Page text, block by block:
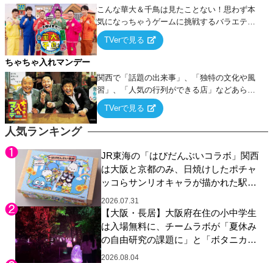
人気ランキング
JR東海の「はぴだんぶいコラボ」関西
は大阪と京都のみ、日焼けしたポチャ
ッコらサンリオキャラが描かれた駅弁
やグッズが登場
2026.07.31
【大阪・長居】大阪府在住の小中学生
は入場無料に、チームラボが「夏休み
の自由研究の課題に」と「ボタニカル
ガーデン 大阪」へ招待
2026.08.04
こんな華大＆千鳥は見たことない！思わず本
気になっちゃうゲームに挑戦するバラエティ
ー！
TVerで見る
ちゃちゃ入れマンデー
関西で「話題の出来事」、「独特の文化や風
習」、「人気の行列ができる店」などあらゆ
るテーマについて好き放題にちゃちゃを入れ
ていく関西色を前面に押し出したトークバラ
TVerで見る